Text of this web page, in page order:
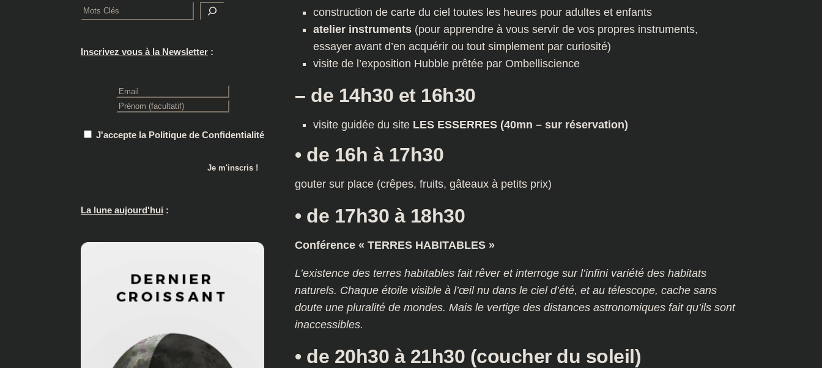
construction de carte du ciel toutes les heures pour adultes et enfants
atelier instruments (pour apprendre à vous servir de vos propres instruments,
essayer avant d’en acquérir ou tout simplement par curiosité)
visite de l’exposition Hubble prêtée par Ombelliscience
– de 14h30 et 16h30
visite guidée du site LES ESSERRES (40mn – sur réservation)
• de 16h à 17h30
gouter sur place (crêpes, fruits, gâteaux à petits prix)
• de 17h30 à 18h30
Conférence « TERRES HABITABLES »
L’existence des terres habitables fait rêver et interroge sur l’infini variété des habitats
naturels. Chaque étoile visible à l’œil nu dans le ciel d’été, et au télescope, cache sans
doute une pluralité de mondes. Mais le vertige des distances astronomiques fait qu’ils sont
inaccessibles.
• de 20h30 à 21h30 (coucher du soleil)
Rechercher
Inscrivez vous à la Newsletter :
J'accepte la Politique de Confidentialité
La lune aujourd'hui :